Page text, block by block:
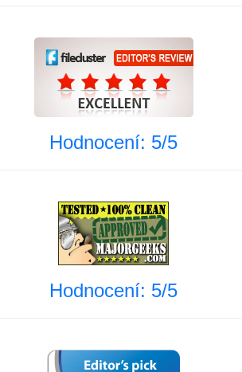
Hodnocení: 5/5
Hodnocení: 5/5